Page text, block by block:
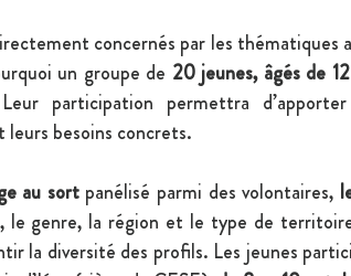
concernés par les thématiques
un groupe de 20 jeunes, âgés de
participation permettra
leurs besoins concrets.
au sort panélisé parmi des volontaires,
le genre, la région et le type de
la diversité des profils. Les jeunes